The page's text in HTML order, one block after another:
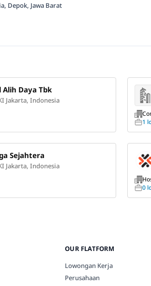
Depok, Jawa Barat
Alih Daya Tbk
Jakarta, Indonesia
1
Sejahtera
Jakarta, Indonesia
0
OUR FLATFORM
Lowongan Kerja
Perusahaan